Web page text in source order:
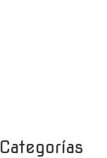
Categorías